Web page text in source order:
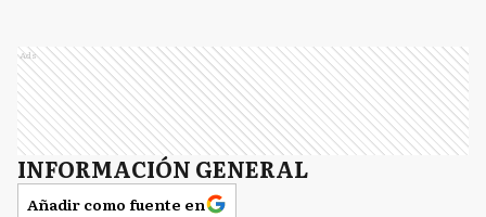
Ads
INFORMACIÓN GENERAL
Añadir como fuente en